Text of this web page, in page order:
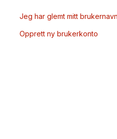
Jeg har glemt mitt
Opprett ny brukerkonto